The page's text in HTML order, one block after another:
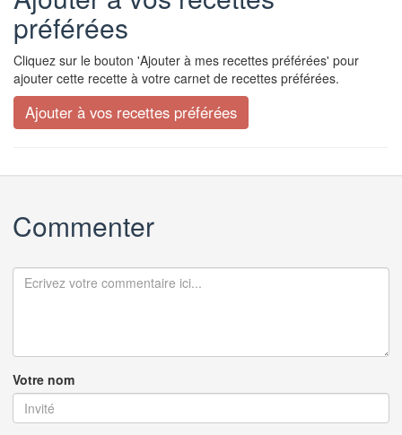
préférées
Cliquez sur le bouton 'Ajouter à mes recettes préférées' pour
ajouter cette recette à votre carnet de recettes préférées.
Commenter
Votre nom